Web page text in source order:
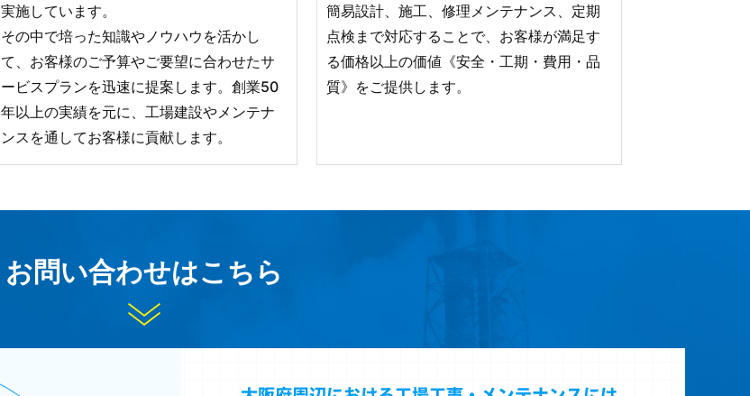
実施しています。
その中で培った知識やノウハウを活かし
て、お客様のご予算やご要望に合わせたサ
ービスプランを迅速に提案します。創業50
年以上の実績を元に、工場建設やメンテナ
ンスを通してお客様に貢献します。
簡易設計、施工、修理メンテナンス、定期
点検まで対応することで、お客様が満足す
る価格以上の価値《安全・工期・費用・品
質》をご提供します。
お問い合わせはこちら